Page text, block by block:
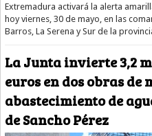
Extremadura activará la alerta
hoy viernes, 30 de mayo, en las
Barros, La Serena y Sur de la
La Junta invierte 3,2
euros en dos obras de
abastecimiento de
de Sancho Pérez